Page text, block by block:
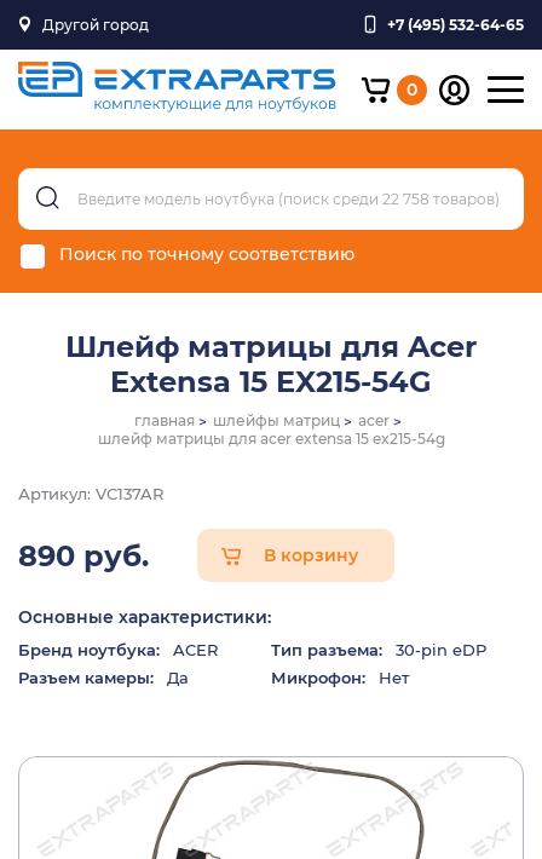
Другой город +7 (495) 532-64-65
0
Поиск по точному соответствию
Шлейф матрицы для Acer
Extensa 15 EX215-54G
главная шлейфы матриц
acer
шлейф матрицы для acer extensa 15 ex215-54g
Артикул: VC137AR
890 руб. В корзину
Основные характеристики:
Бренд ноутбука: ACER Тип разъема:
30-pin eDP
Разъем камеры:
Да Микрофон: Нет